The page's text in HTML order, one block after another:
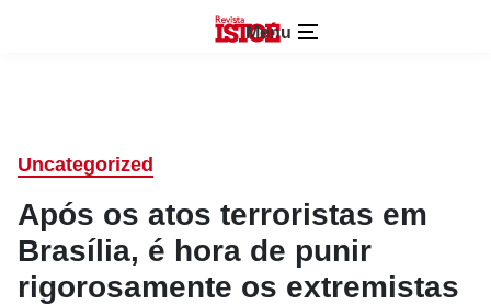
Menu
Uncategorized
Após os atos terroristas em
Brasília, é hora de punir
rigorosamente os extremistas